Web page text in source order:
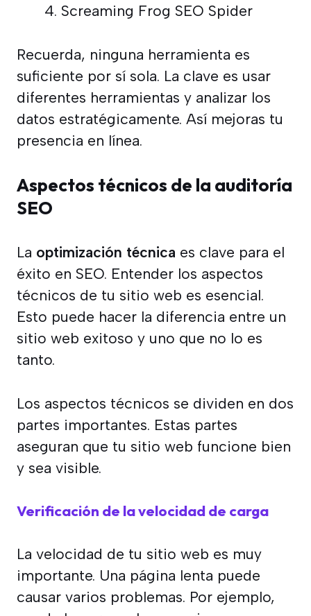
Screaming Frog SEO Spider
Recuerda, ninguna herramienta es
suficiente por sí sola. La clave es usar
diferentes herramientas y analizar los
datos estratégicamente. Así mejoras tu
presencia en línea.
Aspectos técnicos de la auditoría
SEO
La optimización técnica es clave para el
éxito en SEO. Entender los aspectos
técnicos de tu sitio web es esencial.
Esto puede hacer la diferencia entre un
sitio web exitoso y uno que no lo es
tanto.
Los aspectos técnicos se dividen en dos
partes importantes. Estas partes
aseguran que tu sitio web funcione bien
y sea visible.
Verificación de la velocidad de carga
La velocidad de tu sitio web es muy
importante. Una página lenta puede
causar varios problemas. Por ejemplo,